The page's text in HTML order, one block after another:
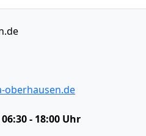
oberhausen.de
- 18:00 Uhr